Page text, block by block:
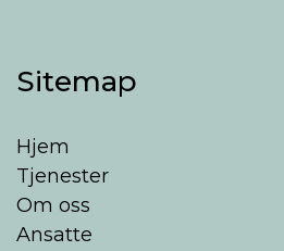
Sitemap
Hjem
Tjenester
Om oss
Ansatte